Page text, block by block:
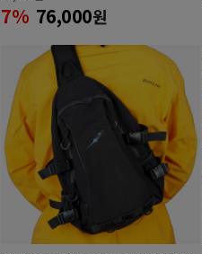
7% 76,000원